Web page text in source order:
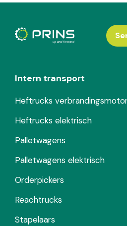
Intern transport
Heftrucks
Heftrucks elektrisch
Palletwagens
Palletwagens elektrisch
Orderpickers
Reachtrucks
Stapelaars